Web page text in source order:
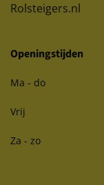
Rolsteigers.nl
Openingstijden
Ma - do
Vrij
Za - zo